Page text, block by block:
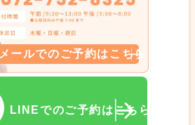
メールでのご予約はこちら
LINEでのご予約はこちら